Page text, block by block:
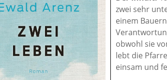
zwei sehr
einem
obwohl sie
lebt die
einsam und